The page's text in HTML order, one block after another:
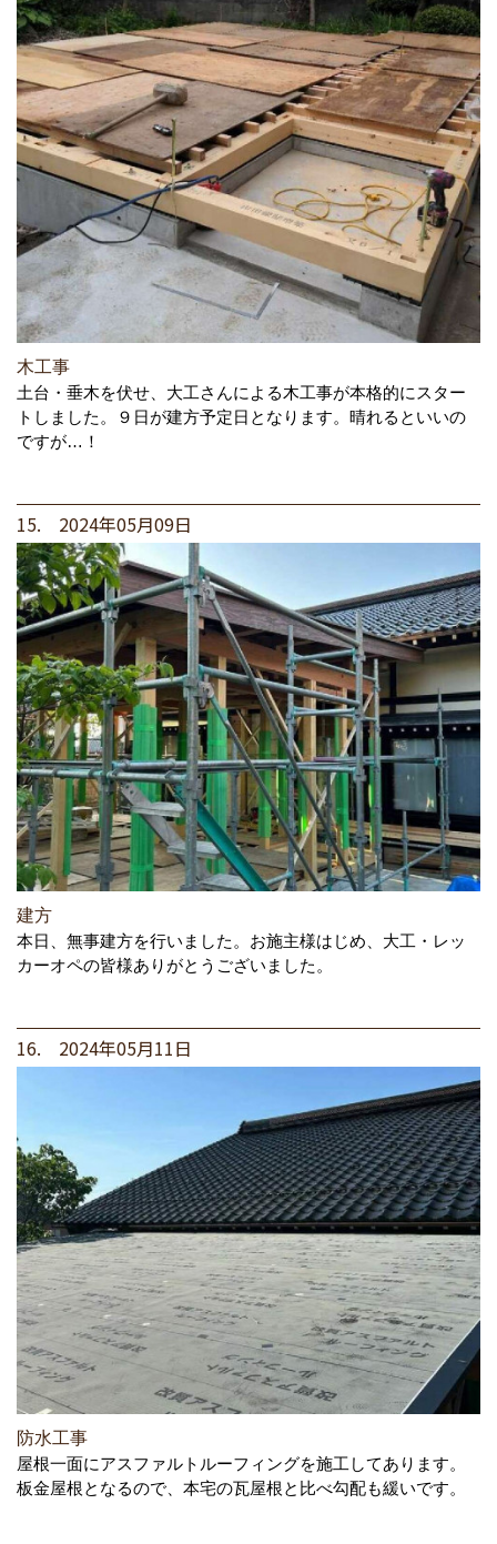
木工事
土台・垂木を伏せ、大工さんによる木工事が本格的にスター
トしました。９日が建方予定日となります。晴れるといいの
ですが…！
15. 2024年05月09日
建方
本日、無事建方を行いました。お施主様はじめ、大工・レッ
カーオペの皆様ありがとうございました。
16. 2024年05月11日
防水工事
屋根一面にアスファルトルーフィングを施工してあります。
板金屋根となるので、本宅の瓦屋根と比べ勾配も緩いです。